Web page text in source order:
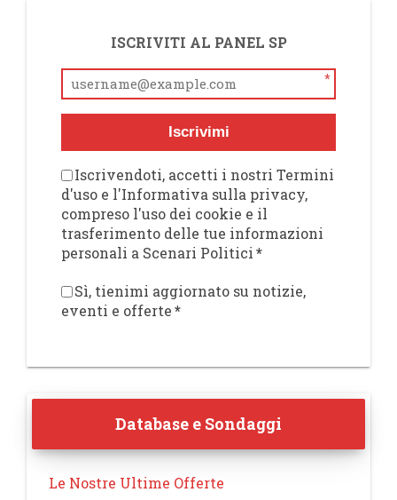
ISCRIVITI AL PANEL SP
*
Iscrivimi
Iscrivendoti, accetti i nostri Termini
d'uso e l'Informativa sulla privacy,
compreso l'uso dei cookie e il
trasferimento delle tue informazioni
personali a Scenari Politici*
Sì, tienimi aggiornato su notizie,
eventi e offerte*
Database e Sondaggi
Le Nostre Ultime Offerte